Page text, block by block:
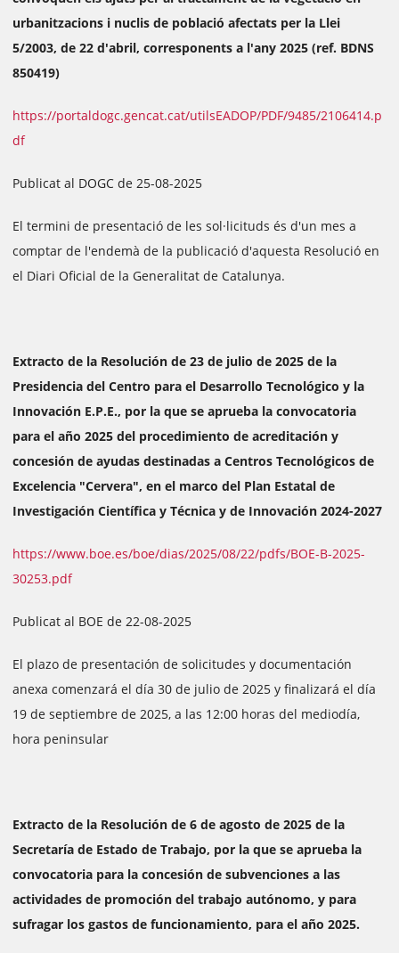
urbanitzacions i nuclis de població afectats per la Llei
5/2003, de 22 d'abril, corresponents a l'any 2025 (ref. BDNS
850419)
https://portaldogc.gencat.cat/utilsEADOP/PDF/9485/2106414.p
df
Publicat al DOGC de 25-08-2025
El termini de presentació de les sol·licituds és d'un mes a
comptar de l'endemà de la publicació d'aquesta Resolució en
el Diari Oficial de la Generalitat de Catalunya.
Extracto de la Resolución de 23 de julio de 2025 de la
Presidencia del Centro para el Desarrollo Tecnológico y la
Innovación E.P.E., por la que se aprueba la convocatoria
para el año 2025 del procedimiento de acreditación y
concesión de ayudas destinadas a Centros Tecnológicos de
Excelencia "Cervera", en el marco del Plan Estatal de
Investigación Científica y Técnica y de Innovación 2024-2027
https://www.boe.es/boe/dias/2025/08/22/pdfs/BOE-B-2025-
30253.pdf
Publicat al BOE de 22-08-2025
El plazo de presentación de solicitudes y documentación
anexa comenzará el día 30 de julio de 2025 y finalizará el día
19 de septiembre de 2025, a las 12:00 horas del mediodía,
hora peninsular
Extracto de la Resolución de 6 de agosto de 2025 de la
Secretaría de Estado de Trabajo, por la que se aprueba la
convocatoria para la concesión de subvenciones a las
actividades de promoción del trabajo autónomo, y para
sufragar los gastos de funcionamiento, para el año 2025.